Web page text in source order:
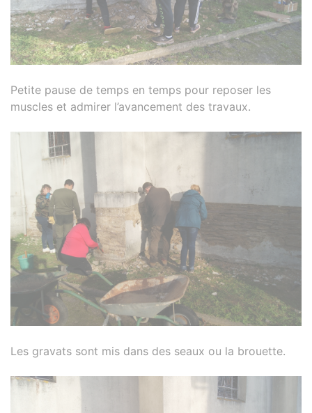
Petite pause de temps en temps pour reposer les
muscles et admirer l’avancement des travaux.
Les gravats sont mis dans des seaux ou la brouette.